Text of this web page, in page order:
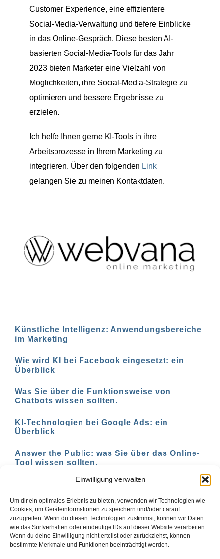
Einwilligung verwalten
Um dir ein optimales Erlebnis zu bieten, verwenden wir Technologien wie
Cookies, um Geräteinformationen zu speichern und/oder darauf
zuzugreifen. Wenn du diesen Technologien zustimmst, können wir Daten
wie das Surfverhalten oder eindeutige IDs auf dieser Website verarbeiten.
Wenn du deine Einwilligung nicht erteilst oder zurückziehst, können
bestimmte Merkmale und Funktionen beeinträchtigt werden.
Customer Experience, eine effizientere
Social-Media-Verwaltung und tiefere Einblicke
in das Online-Gespräch. Diese besten AI-
basierten Social-Media-Tools für das Jahr
2023 bieten Marketer eine Vielzahl von
Möglichkeiten, ihre Social-Media-Strategie zu
optimieren und bessere Ergebnisse zu
erzielen.
Ich helfe Ihnen gerne KI-Tools in ihre
Arbeitsprozesse in Ihrem Marketing zu
integrieren. Über den folgenden Link
gelangen Sie zu meinen Kontaktdaten.
Künstliche Intelligenz: Anwendungsbereiche
im Marketing
Wie wird KI bei Facebook eingesetzt: ein
Überblick
Was Sie über die Funktionsweise von
Chatbots wissen sollten.
KI-Technologien bei Google Ads: ein
Überblick
Answer the Public: was Sie über das Online-
Tool wissen sollten.
AI-basierte Tools für den Social-Media-
1 2 Vor